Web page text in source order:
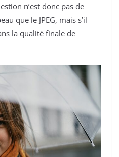
n’est donc pas de
que le JPEG, mais s’il
la qualité finale de